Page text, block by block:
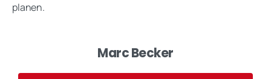
planen.
Marc Becker